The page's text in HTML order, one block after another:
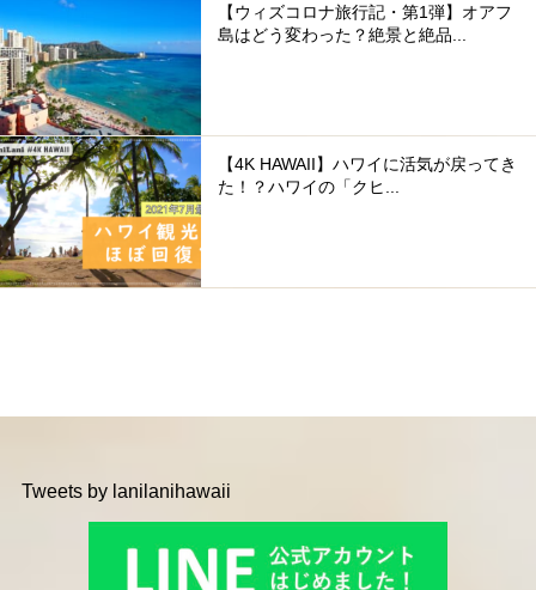
【ウィズコロナ旅行記・第1弾】オアフ
島はどう変わった？絶景と絶品...
【4K HAWAII】ハワイに活気が戻ってき
た！？ハワイの「クヒ...
Tweets by lanilanihawaii